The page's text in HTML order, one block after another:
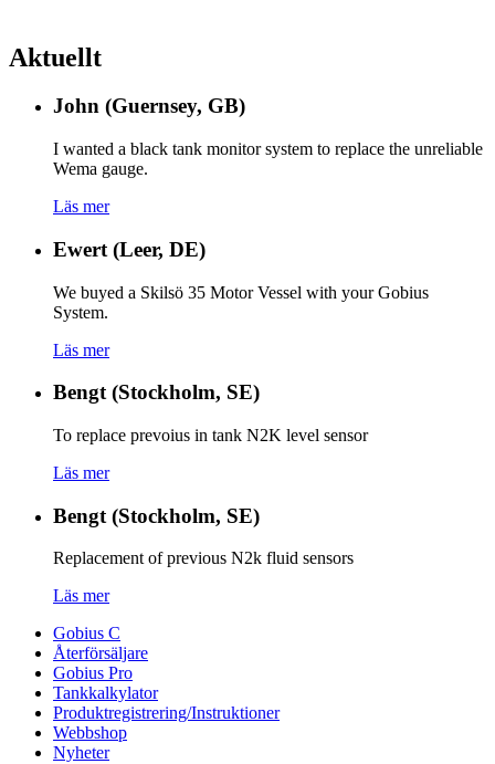
Aktuellt
John (Guernsey, GB)
I wanted a black tank monitor system to replace the unreliable
Wema gauge.
Läs mer
Ewert (Leer, DE)
We buyed a Skilsö 35 Motor Vessel with your Gobius
System.
Läs mer
Bengt (Stockholm, SE)
To replace prevoius in tank N2K level sensor
Läs mer
Bengt (Stockholm, SE)
Replacement of previous N2k fluid sensors
Läs mer
Gobius C
Återförsäljare
Gobius Pro
Tankkalkylator
Produktregistrering/Instruktioner
Webbshop
Nyheter